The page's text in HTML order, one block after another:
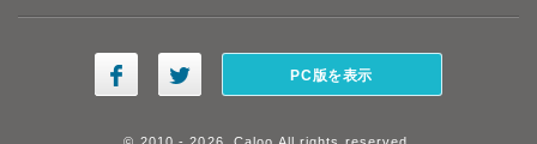
PC版を表示